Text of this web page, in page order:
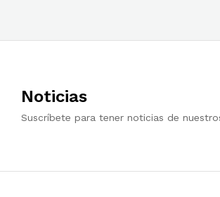
Noticias
Suscríbete para tener noticias de